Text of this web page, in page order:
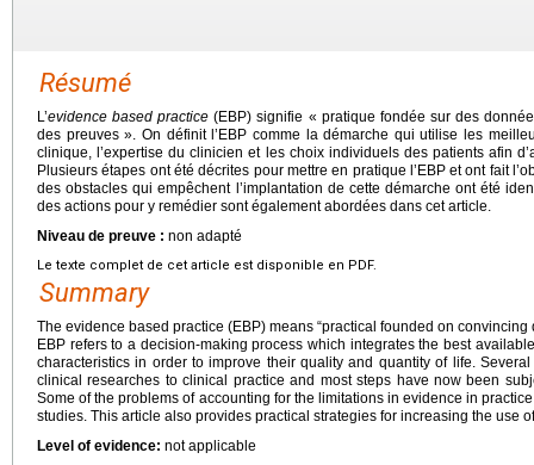
Résumé
L’evidence based practice (EBP) signifie « pratique fondée sur des
des preuves ». On définit l’EBP comme la démarche qui utilise les
clinique, l’expertise du clinicien et les choix individuels des patients afin
Plusieurs étapes ont été décrites pour mettre en pratique l’EBP et ont fait
des obstacles qui empêchent l’implantation de cette démarche ont été
des actions pour y remédier sont également abordées dans cet article.
Niveau de preuve : non adapté
Le texte complet de cet article est disponible en PDF.
Summary
The evidence based practice (EBP) means “practical founded on convincing
EBP refers to a decision-making process which integrates the best
characteristics in order to improve their quality and quantity of life.
clinical researches to clinical practice and most steps have now been
Some of the problems of accounting for the limitations in evidence in
studies. This article also provides practical strategies for increasing the use
Level of evidence: not applicable